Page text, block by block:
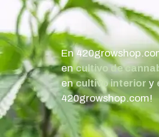
En
encultivo de
encultivo interior y
420growshop.com!